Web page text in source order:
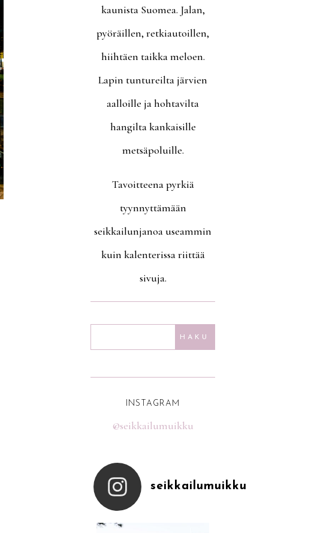
kaunista Suomea. Jalan,
pyöräillen, retkiautoillen,
hiihtäen taikka meloen.
Lapin tuntureilta järvien
aalloille ja hohtavilta
hangilta kankaisille
metsäpoluille.
Tavoitteena pyrkiä
tyynnyttämään
seikkailunjanoa useammin
kuin kalenterissa riittää
sivuja.
INSTAGRAM
@seikkailumuikku
seikkailumuikku